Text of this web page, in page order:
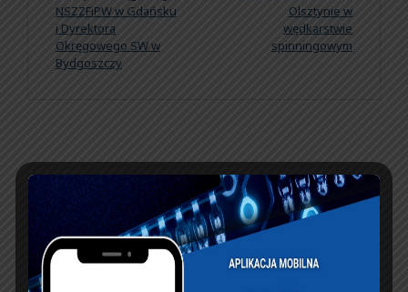
NSZZFiPW w Gdańsku
i Dyrektora
Okręgowego SW w
Bydgoszczy
Olsztynie w
wędkarstwie
spinningowym
KSIĘGA GOŚCI:
Zobacz księgę
dopisz do księgi